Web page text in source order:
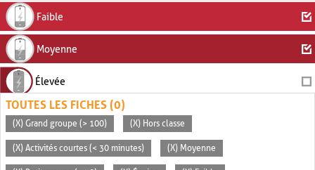
Faible
Moyenne
Élevée
TOUTES LES FICHES (0)
(X) Grand groupe (> 100) (X) Hors classe
(X) Activités courtes (< 30 minutes) (X) Moyenne